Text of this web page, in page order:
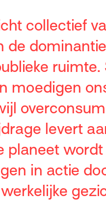
collectief
de
ruimte.
moedigen
levert
planeet wordt
in actie